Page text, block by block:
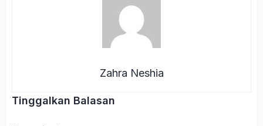
Zahra Neshia
Tinggalkan Balasan